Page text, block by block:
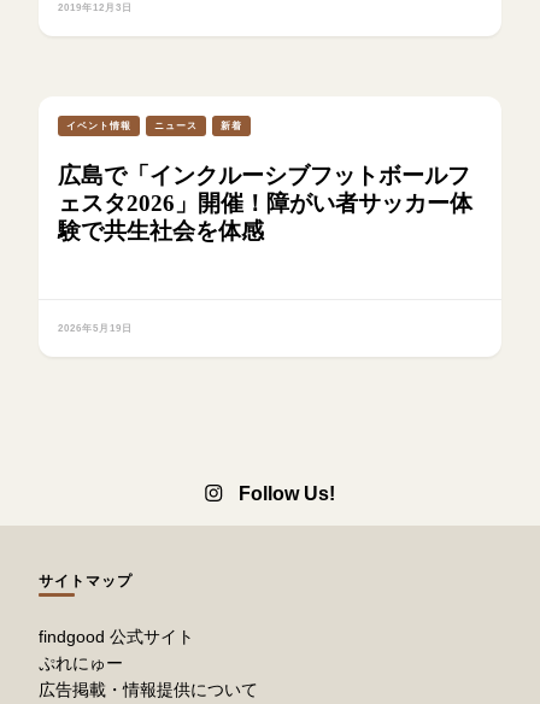
2019年12月3日
イベント情報 ニュース 新着
広島で「インクルーシブフットボールフ
ェスタ2026」開催！障がい者サッカー体
験で共生社会を体感
2026年5月19日
Follow Us!
サイトマップ
findgood 公式サイト
ぷれにゅー
広告掲載・情報提供について